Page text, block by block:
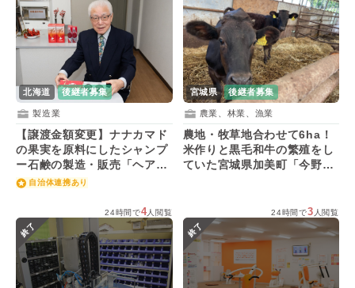
北海道 後継者募集
製造業
【譲渡金額変更】ナナカマド
の果実を原料にしたシャンプ
ー石鹸の製造・販売「ヘア・
マーテック」を引き継ぐ後継
自治体連携あり
宮城県 後継者募集
農業、林業、漁業
農地・牧草地合わせて6ha！
米作りと黒毛和牛の繁殖をし
ていた宮城県加美町「今野牧
24時間で4人閲覧
終了
24時間で3 人閲覧
終了